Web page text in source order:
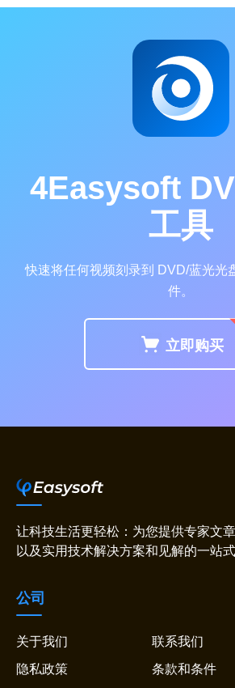
4Easysoft
工具
快速将任何视频刻录到 DVD/蓝光光
件。
立即购买
让科技生活更轻松：为您提供专家文
以及实用技术解决方案和见解的一站式
公司
关于我们
联系我们
隐私政策
条款和条件